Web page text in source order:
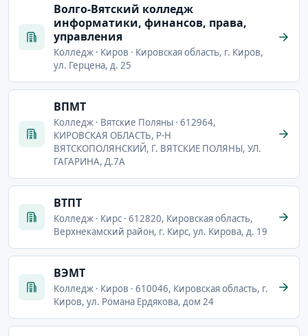
Волго-Вятский колледж
информатики, финансов, права,
управления
Колледж · Киров · Кировская область, г. Киров,
ул. Герцена, д. 25
ВПМТ
Колледж · Вятские Поляны · 612964,
КИРОВСКАЯ ОБЛАСТЬ, Р-Н
ВЯТСКОПОЛЯНСКИЙ, Г. ВЯТСКИЕ ПОЛЯНЫ, УЛ.
ГАГАРИНА, Д.7А
ВТПТ
Колледж · Кирс · 612820, Кировская область,
Верхнекамский район, г. Кирс, ул. Кирова, д. 19
ВЭМТ
Колледж · Киров · 610046, Кировская область, г.
Киров, ул. Романа Ердякова, дом 24